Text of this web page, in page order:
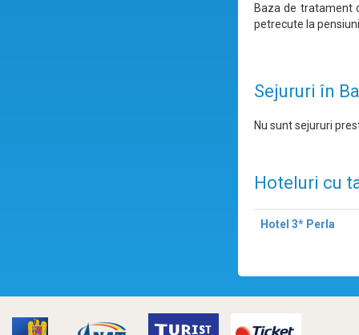
Baza de tratament
petrecute la
Sejururi în
Nu sunt sejururi
Hoteluri cu
Hotel 3* Perla